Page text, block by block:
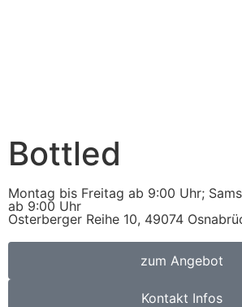
Bottled
Montag bis Freitag ab 9:00 Uhr;
ab 9:00 Uhr
Osterberger Reihe 10, 49074
zum Angebot
Kontakt Infos